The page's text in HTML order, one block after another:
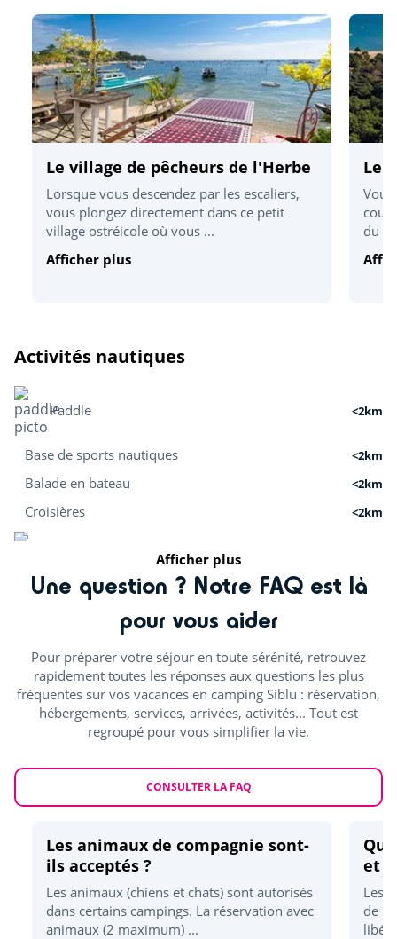
Le village de pêcheurs de l'Herbe
Lorsque vous descendez par les escaliers,
vous plongez directement dans ce petit
village ostréicole où vous ...
Afficher plus
Le
du
Activités nautiques
Paddle <2km
Base de sports nautiques <2km
Balade en bateau <2km
Croisières <2km
Plongée <6km
Activités nature
Skate park <1km
Pistes cyclables
<1km
Pêche <1km
Location vélo <1km
Centre équestre (€)
Zoo <48km
Afficher plus
Une question ? Notre FAQ est là
pour vous aider
Pour préparer votre séjour en toute sérénité, retrouvez
rapidement toutes les réponses aux questions les plus
fréquentes sur vos vacances en camping Siblu : réservation,
hébergements, services, arrivées, activités... Tout est
regroupé pour vous simplifier la vie.
CONSULTER LA FAQ
Les animaux de compagnie sont-
ils acceptés ?
Les animaux (chiens et chats) sont autorisés
dans certains campings. La réservation avec
animaux (2 maximum) ...
et
Les
de